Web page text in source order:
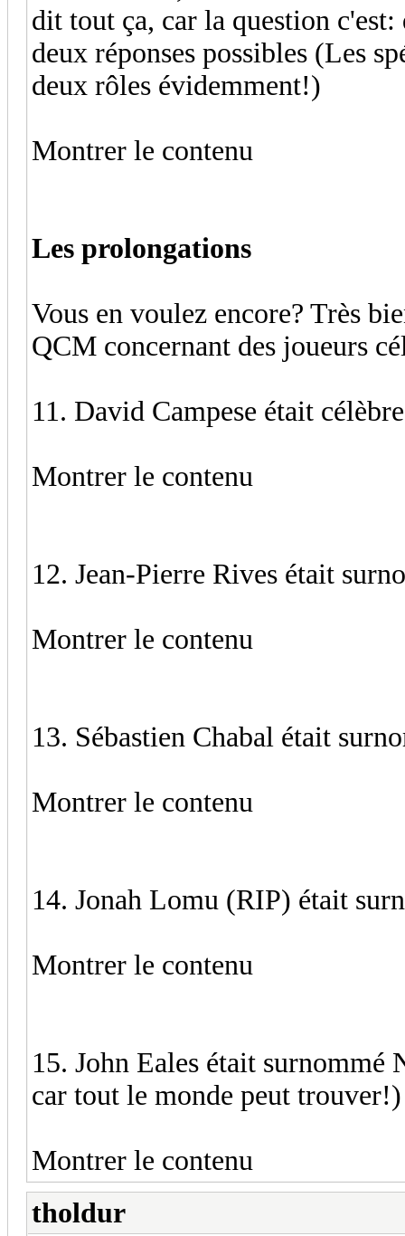
dit tout ça, car la question
deux réponses possibles (Les
deux rôles évidemment!)
Montrer le contenu
Les prolongations
Vous en voulez encore? Très
QCM concernant des joueurs
11. David Campese était
Montrer le contenu
12. Jean-Pierre Rives était
Montrer le contenu
13. Sébastien Chabal était
Montrer le contenu
14. Jonah Lomu (RIP) était
Montrer le contenu
15. John Eales était
car tout le monde peut trouver!)
Montrer le contenu
tholdur